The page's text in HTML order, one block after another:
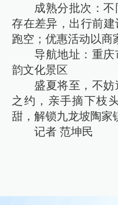
成熟分批次：
存在差异，出行前
跑空；优惠活动以商
导航地址：重庆
韵文化景区
盛夏将至，不
之约，亲手摘下枝
甜，解锁九龙坡陶家
记者 范坤民